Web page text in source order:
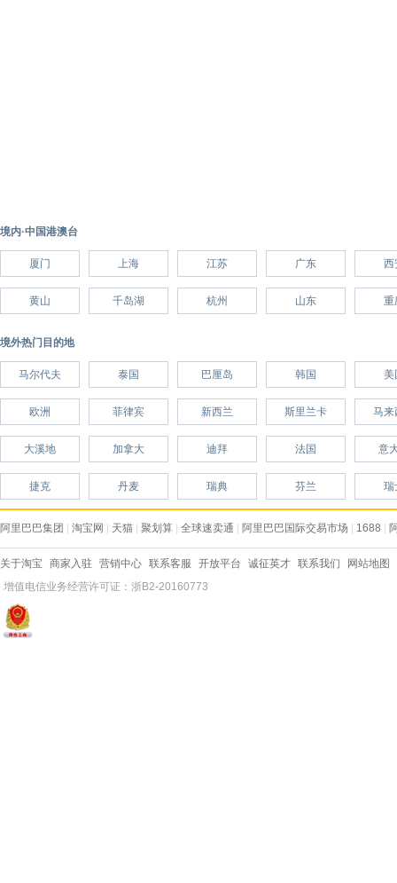
境内·中国港澳台
厦门 上海 江苏 广东 西
黄山 千岛湖 杭州 山东 重
境外热门目的地
马尔代夫 泰国 巴厘岛 韩国 美
欧洲 菲律宾 新西兰 斯里兰卡 马来
大溪地 加拿大 迪拜 法国 意
捷克 丹麦 瑞典 芬兰 瑞
阿里巴巴集团 淘宝网 天猫 聚划算 全球速卖通 阿里巴巴国际交易市场 1688
关于淘宝 商家入驻 营销中心 联系客服 开放平台 诚征英才 联系我们
网站地图
增值电信业务经营许可证：浙B2-20160773